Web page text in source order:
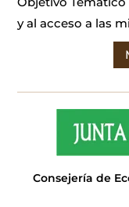
y al acceso a las
Consejería de